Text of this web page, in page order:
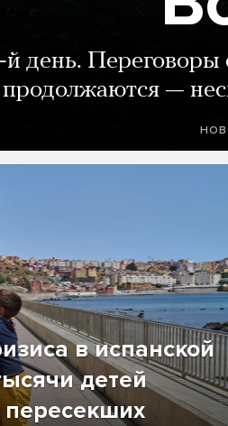
й день. Переговоры
продолжаются —
в испанской
детей
пересекших